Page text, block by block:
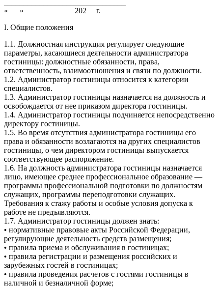
«___» ____________ 202__ г.
I. Общие положения
1.1. Должностная инструкция регулирует следующие
параметры, касающиеся деятельности администратора
гостиницы: должностные обязанности, права,
ответственность, взаимоотношения и связи по должности.
1.2. Администратор гостиницы относится к категории
специалистов.
1.3. Администратор гостиницы назначается на должность и
освобождается от нее приказом директора гостиницы.
1.4. Администратор гостиницы подчиняется непосредственно
директору гостиницы.
1.5. Во время отсутствия администратора гостиницы его
права и обязанности возлагаются на других специалистов
гостиницы, о чем директором гостиницы выпускается
соответствующее распоряжение.
1.6. На должность администратора гостиницы назначается
лицо, имеющее среднее профессиональное образование —
программы профессиональной подготовки по должностям
служащих, программы переподготовки служащих.
Требования к стажу работы и особые условия допуска к
работе не предъявляются.
1.7. Администратор гостиницы должен знать:
• нормативные правовые акты Российской Федерации,
регулирующие деятельность средств размещения;
• правила приема и обслуживания в гостиницах;
• правила регистрации и размещения российских и
зарубежных гостей в гостиницах;
• правила проведения расчетов с гостями гостиницы в
наличной и безналичной форме;